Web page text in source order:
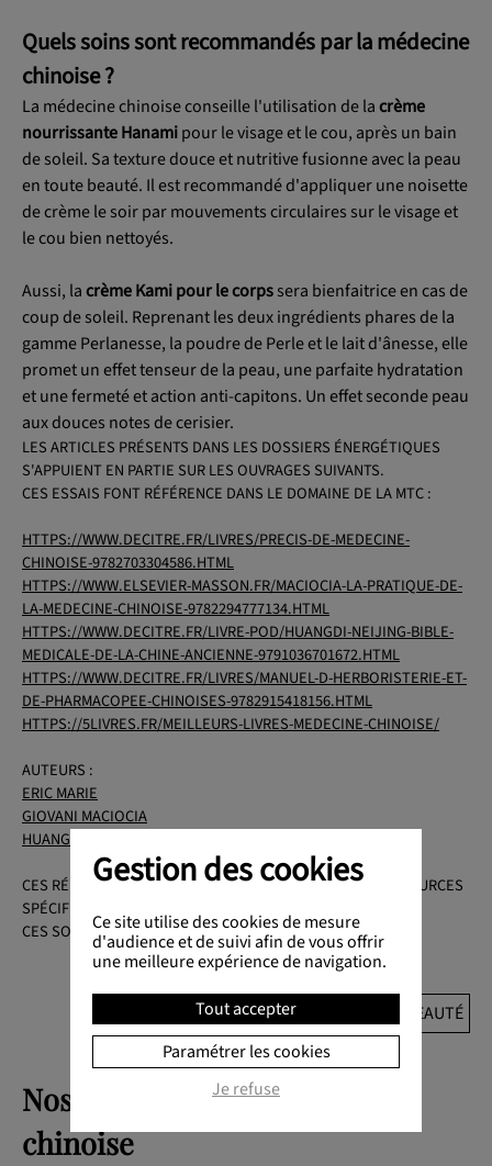
Quels soins sont recommandés par la médecine
chinoise ?
La médecine chinoise conseille l'utilisation de lacrème
nourrissante Hanamipour le visage et le cou, après un bain
de soleil. Sa texture douce et nutritive fusionne avec la peau
en toute beauté. Il est recommandé d'appliquer une noisette
de crème le soir par mouvements circulaires sur le visage et
le cou bien nettoyés.
Aussi, lacrème Kami pour le corpssera bienfaitrice en cas de
coup de soleil. Reprenant les deux ingrédients phares de la
gamme Perlanesse, la poudre de Perle et le lait d'ânesse, elle
promet un effet tenseur de la peau, une parfaite hydratation
et une fermeté et action anti-capitons. Un effet seconde peau
aux douces notes de cerisier.
LES ARTICLES PRÉSENTS DANS LES DOSSIERS ÉNERGÉTIQUES
S'APPUIENT EN PARTIE SUR LES OUVRAGES SUIVANTS.
CES ESSAIS FONT RÉFÉRENCE DANS LE DOMAINE DE LA MTC :
HTTPS://WWW.DECITRE.FR/LIVRES/PRECIS-DE-MEDECINE-
CHINOISE-9782703304586.HTML
HTTPS://WWW.ELSEVIER-MASSON.FR/MACIOCIA-LA-PRATIQUE-DE-
LA-MEDECINE-CHINOISE-9782294777134.HTML
HTTPS://WWW.DECITRE.FR/LIVRE-POD/HUANGDI-NEIJING-BIBLE-
MEDICALE-DE-LA-CHINE-ANCIENNE-9791036701672.HTML
HTTPS://WWW.DECITRE.FR/LIVRES/MANUEL-D-HERBORISTERIE-ET-
DE-PHARMACOPEE-CHINOISES-9782915418156.HTML
HTTPS://5LIVRES.FR/MEILLEURS-LIVRES-MEDECINE-CHINOISE/
AUTEURS :
ERIC MARIE
GIOVANI MACIOCIA
HUANGDI NEI JING
CES RÉFÉRENCES DE BASE SONT COMPLÉTÉES PAR DES SOURCES
SPÉCIFIQUES À CHAQUE ARTICLES.
CES SOURCES SONT CITÉES DANS LE CORPS DE L'ARTICLE.
RETOUR AU DOSSIER : BEAUTÉ
Nos conseils en pharmacopée
chinoise
Gestion des cookies
Ce site utilise des cookies de mesure
d'audience et de suivi afin de vous offrir
une meilleure expérience de navigation.
Tout accepter
Paramétrer les cookies
Je refuse